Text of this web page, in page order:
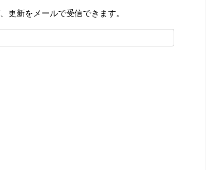
更新をメールで受信できます。